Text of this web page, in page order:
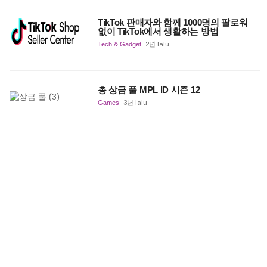
TikTok 판매자와 함께 1000명의 팔로워
없이 TikTok에서 생활하는 방법
Tech & Gadget 2년 lalu
총 상금 풀 MPL ID 시즌 12
Games 3년 lalu